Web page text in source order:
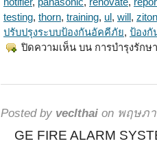
testing, thorn, training, ul , will , ziton
ปรับปรุงระบบป้องกันอัคคีภัย, ป้องกั
ปิดความเห็น บน การบำรุงรักษ
Posted by veclthai on พฤษภา
GE FIRE ALARM